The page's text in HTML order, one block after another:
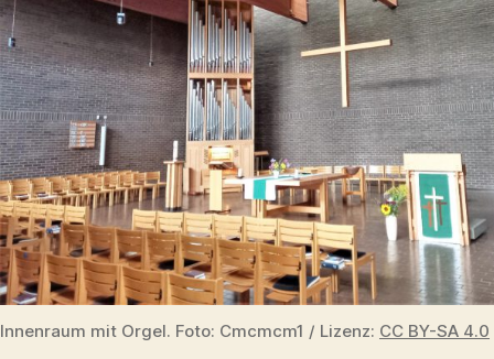
Innenraum mit Orgel. Foto: Cmcmcm1 / Lizenz: CC BY-SA 4.0